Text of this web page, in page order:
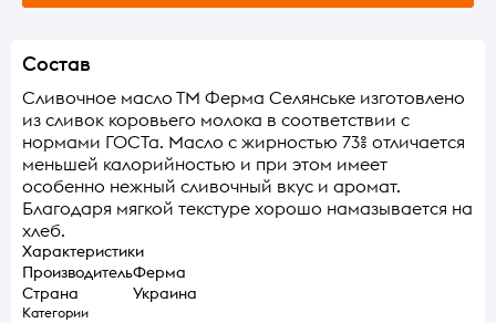
Состав
Сливочное масло ТМ Ферма Селянське изготовлено
из сливок коровьего молока в соответствии с
нормами ГОСТа. Масло с жирностью 73% отличается
меньшей калорийностью и при этом имеет
особенно нежный сливочный вкус и аромат.
Благодаря мягкой текстуре хорошо намазывается на
хлеб.
Характеристики
ПроизводительФерма
Страна
Украина
Категории